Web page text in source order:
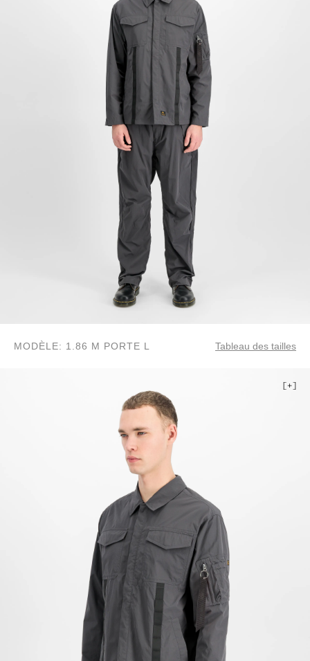
MODÈLE: 1.86 M PORTE L Tableau des tailles